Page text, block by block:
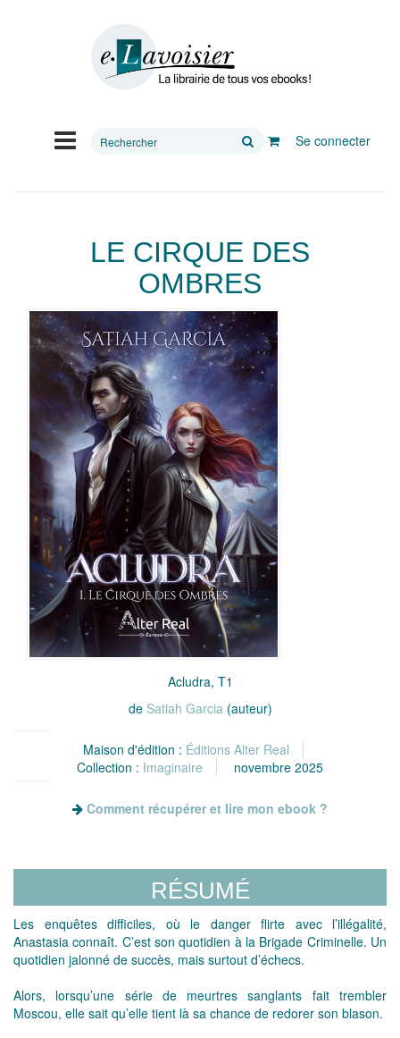
Rechercher
Se connecter
LE CIRQUE DES
OMBRES
Acludra, T1
de Satiah Garcia (auteur)
Maison d'édition : Éditions Alter Real
Collection : Imaginaire novembre 2025
Comment récupérer et lire mon ebook ?
RÉSUMÉ
Les enquêtes difficiles, où le danger flirte avec l’illégalité,
Anastasia connaît. C’est son quotidien à la Brigade Criminelle. Un
quotidien jalonné de succès, mais surtout d’échecs.
Alors, lorsqu’une série de meurtres sanglants fait trembler
Moscou, elle sait qu’elle tient là sa chance de redorer son blason.